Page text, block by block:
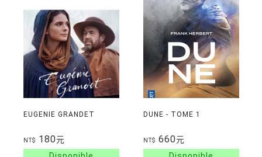
EUGENIE GRANDET
NT$ 180元
DUNE - TOME 1
NT$ 660元